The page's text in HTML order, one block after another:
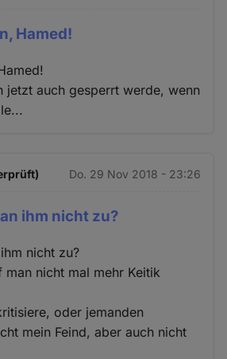
Hamed!
jetzt auch gesperrt werde, wenn
Do. 29 Nov 2018 - 23:26
ihm nicht zu?
nicht zu?
man nicht mal mehr Keitik
oder jemanden
mein Feind, aber auch nicht